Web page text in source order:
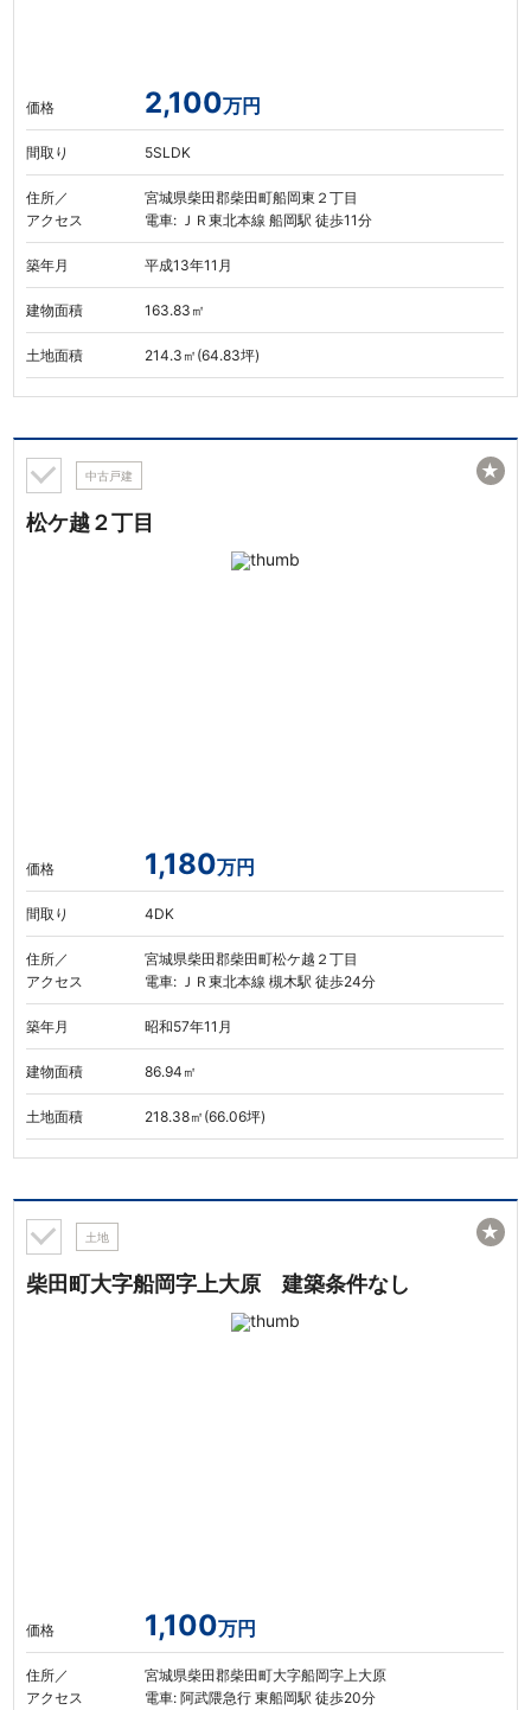
価格 2,100万円
間取り 5SLDK
住所／
アクセス
宮城県柴田郡柴田町船岡東２丁目
電車: ＪＲ東北本線 船岡駅 徒歩11分
築年月 平成13年11月
建物面積 163.83㎡
土地面積 214.3㎡(64.83坪)
中古戸建
松ケ越２丁目
価格 1,180万円
間取り 4DK
住所／
アクセス
宮城県柴田郡柴田町松ケ越２丁目
電車: ＪＲ東北本線 槻木駅 徒歩24分
築年月 昭和57年11月
建物面積 86.94㎡
土地面積 218.38㎡(66.06坪)
★
土地
柴田町大字船岡字上大原 建築条件なし
価格 1,100万円
住所／
アクセス
宮城県柴田郡柴田町大字船岡字上大原
電車: 阿武隈急行 東船岡駅 徒歩20分
★